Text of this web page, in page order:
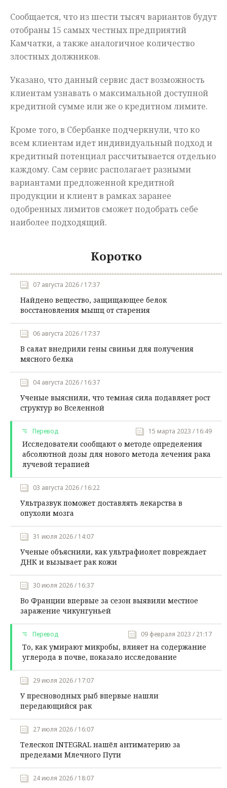
Сообщается, что из шести тысяч вариантов будут
отобраны 15 самых честных предприятий
Камчатки, а также аналогичное количество
злостных должников.
Указано, что данный сервис даст возможность
клиентам узнавать о максимальной доступной
кредитной сумме или же о кредитном лимите.
Кроме того, в Сбербанке подчеркнули, что ко
всем клиентам идет индивидуальный подход и
кредитный потенциал рассчитывается отдельно
каждому. Сам сервис располагает разными
вариантами предложенной кредитной
продукции и клиент в рамках заранее
одобренных лимитов сможет подобрать себе
наиболее подходящий.
Коротко
07 августа 2026 / 17:37
Найдено вещество, защищающее белок
восстановления мышц от старения
06 августа 2026 / 17:37
В салат внедрили гены свиньи для получения
мясного белка
04 августа 2026 / 16:37
Ученые выяснили, что темная сила подавляет рост
структур во Вселенной
Перевод 15 марта 2023 / 16:49
Исследователи сообщают о методе определения
абсолютной дозы для нового метода лечения рака
лучевой терапией
03 августа 2026 / 16:22
Ультразвук поможет доставлять лекарства в
опухоли мозга
31 июля 2026 / 14:07
Ученые объяснили, как ультрафиолет повреждает
ДНК и вызывает рак кожи
30 июля 2026 / 16:37
Во Франции впервые за сезон выявили местное
заражение чикунгуньей
Перевод 09 февраля 2023 / 21:17
То, как умирают микробы, влияет на содержание
углерода в почве, показало исследование
29 июля 2026 / 17:07
У пресноводных рыб впервые нашли
передающийся рак
27 июля 2026 / 16:07
Телескоп INTEGRAL нашёл антиматерию за
пределами Млечного Пути
24 июля 2026 / 18:07